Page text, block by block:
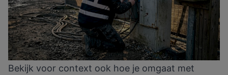
Bekijk voor context ook hoe je omgaat met